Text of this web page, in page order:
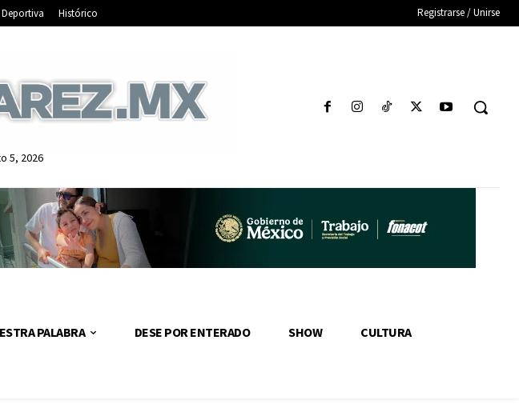
Deportiva Histórico Registrarse / Unirse
5, 2026
PALABRA DESE POR ENTERADO SHOW CULTURA